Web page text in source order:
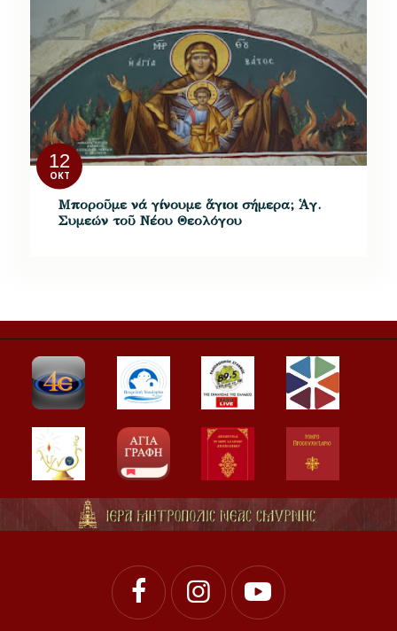
12
ΟΚΤ
Μποροῦμε νά γίνουμε ἅγιοι σήμερα; Ἁγ.
Συμεών τοῦ Νέου Θεολόγου